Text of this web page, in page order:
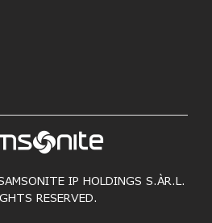
IP HOLDINGS S.ÀR.L.
RESERVED.